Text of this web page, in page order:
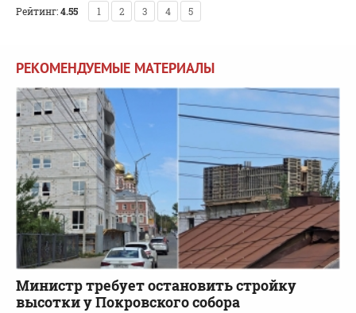
Рейтинг:4.55 1 2 3 4 5
РЕКОМЕНДУЕМЫЕ МАТЕРИАЛЫ
Министр требует остановить стройку
высотки у Покровского собора